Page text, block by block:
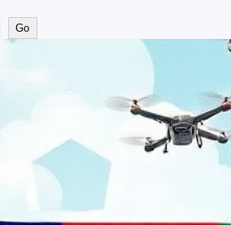
Go